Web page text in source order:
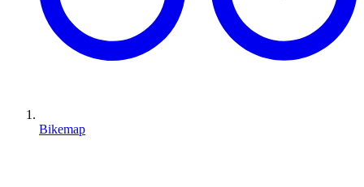
Bikemap